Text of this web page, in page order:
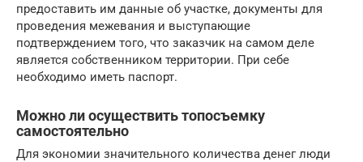
предоставить им данные об участке, документы для
проведения межевания и выступающие
подтверждением того, что заказчик на самом деле
является собственником территории. При себе
необходимо иметь паспорт.
Можно ли осуществить топосъемку
самостоятельно
Для экономии значительного количества денег люди